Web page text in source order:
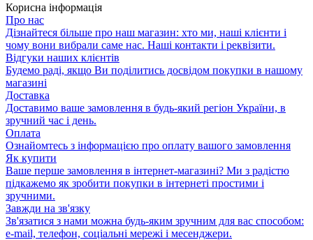
Корисна інформація
Про нас
Дізнайтеся більше про наш магазин: хто ми, наші клієнти і
чому вони вибрали саме нас. Наші контакти і реквізити.
Відгуки наших клієнтів
Будемо раді, якщо Ви поділитись досвідом покупки в нашому
магазині
Доставка
Доставимо ваше замовлення в будь-який регіон України, в
зручний час і день.
Оплата
Ознайомтесь з інформацією про оплату вашого замовлення
Як купити
Ваше перше замовлення в інтернет-магазині? Ми з радістю
підкажемо як зробити покупки в інтернеті простими і
зручними.
Завжди на зв'язку
Зв'язатися з нами можна будь-яким зручним для вас способом:
e-mail, телефон, соціальні мережі і месенджери.